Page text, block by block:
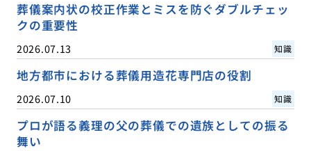
葬儀案内状の校正作業とミスを防ぐダブルチェッ
クの重要性
2026.07.13 知識
地方都市における葬儀用造花専門店の役割
2026.07.10 知識
プロが語る義理の父の葬儀での遺族としての振る
舞い